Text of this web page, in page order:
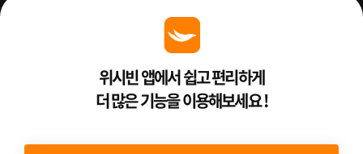
Venture Enterprise위시빈 앱에서 쉽고 편리하게
더 많은 기능을 이용해보세요 !